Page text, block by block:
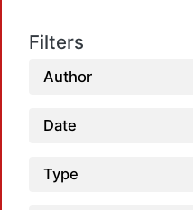
Filters
Author
Date
Type